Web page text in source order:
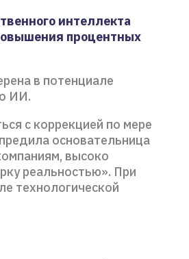
интеллекта
процентных
в потенциале
ИИ.
с коррекцией по мере
основательница
высоко
реальностью». При
технологической